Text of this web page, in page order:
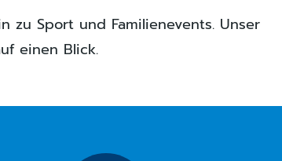
zu Sport und Familienevents. Unser
einen Blick.